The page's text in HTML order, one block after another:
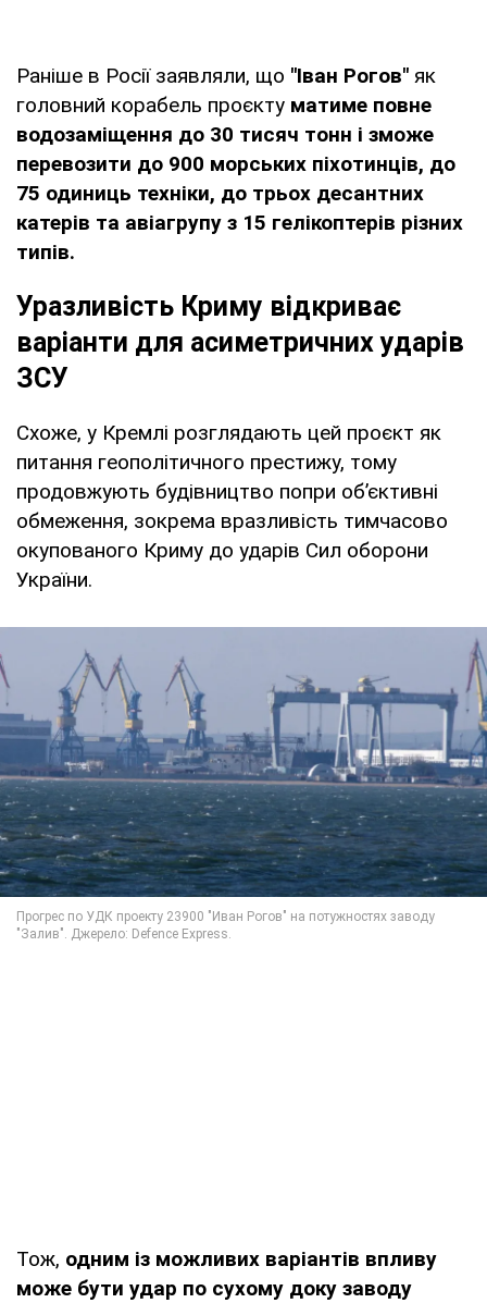
Раніше в Росії заявляли, що "Іван Рогов" як
головний корабель проєкту матиме повне
водозаміщення до 30 тисяч тонн і зможе
перевозити до 900 морських піхотинців, до
75 одиниць техніки, до трьох десантних
катерів та авіагрупу з 15 гелікоптерів різних
типів.
Уразливість Криму відкриває
варіанти для асиметричних ударів
ЗСУ
Схоже, у Кремлі розглядають цей проєкт як
питання геополітичного престижу, тому
продовжують будівництво попри об’єктивні
обмеження, зокрема вразливість тимчасово
окупованого Криму до ударів Сил оборони
України.
Тож, одним із можливих варіантів впливу
може бути удар по сухому доку заводу